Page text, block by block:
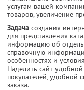
услугам вашей
товаров, увеличение
Задача создания
для представления
информацию об
справочную
особенностях и
Наделить сайт
покупателей, удобной
заказа.